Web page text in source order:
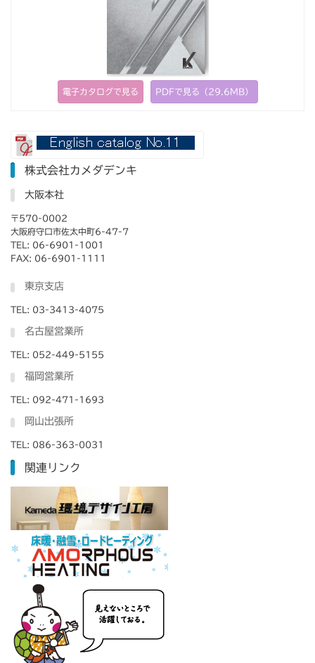
電子カタログで見る PDFで見る（29.6MB）
株式会社カメダデンキ
大阪本社
〒570-0002
大阪府守口市佐太中町6-47-7
TEL: 06-6901-1001
FAX: 06-6901-1111
東京支店
TEL: 03-3413-4075
名古屋営業所
TEL: 052-449-5155
福岡営業所
TEL: 092-471-1693
岡山出張所
TEL: 086-363-0031
関連リンク